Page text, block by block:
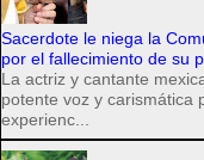
Sacerdote le niega la
por el fallecimiento de su
La actriz y cantante
potente voz y carismática
experienc...